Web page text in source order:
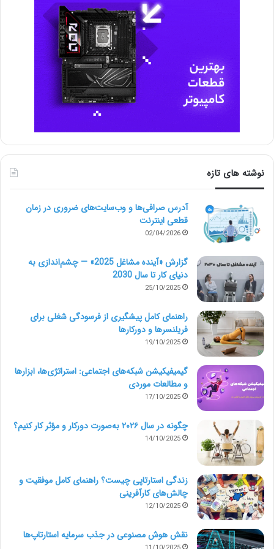
آمدن ChatGPT کارایی خود را از دست دادند. حالا برندها
می‌توانند محتوای شخصی‌سازی‌شده و فوری تولید کنند.
پرامپت جایگزین:
«۱۵ ایده برای پست اینستاگرام یک برند جواهرات دست‌ساز
بده، همراه با کپشن و هشتگ‌های پیشنهادی.»
۵. خدمات رزومه و کاورلتر
دریافت می‌کردند، دیگر جذابیت سابق را ندارند. کارجویان
برای هر موقعیت شغلی شخصی‌سازی می‌کنند.
پرامپت جایگزین:
«رزومه‌ی من را برای شغل Product Manager در گوگل
بازنویسی کن. بر مهارت‌های رهبری، تحلیل داده و تجربه
هوش مصنوعی تأکید کن.»
Marketplaces)
وب‌سایت‌هایی که ایده استارتاپی می‌فروختند دیگر جایگاهی
ندارند. چون هر کارآفرین می‌تواند از ChatGPT ده‌ها ایده
معتبر و عملی دریافت کند.
پرامپت جایگزین:
نوشته های تازه
آدرس صرافی‌ها و وب‌سایت‌های ضروری در زمان
قطعی اینترنت
02/04/2026
گزارش «آینده مشاغل 2025» — چشم‌اندازی به
دنیای کار تا سال 2030
25/10/2025
راهنمای کامل پیشگیری از فرسودگی شغلی برای
فریلنسرها و دورکارها
19/10/2025
گیمیفیکیشن شبکه‌های اجتماعی: استراتژی‌ها، ابزارها
و مطالعات موردی
17/10/2025
چگونه در سال ۲۰۲۶ به‌صورت دورکار و مؤثر کار کنیم؟
14/10/2025
زندگی استارتاپی چیست؟ راهنمای کامل موفقیت و
چالش‌های کارآفرینی
12/10/2025
نقش هوش مصنوعی در جذب سرمایه استارتاپ‌ها